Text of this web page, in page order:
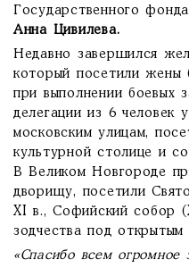
Государственного
Анна Цивилева.
Недавно завершился
который посетили жены
при выполнении боевых
делегации из 6 человек
московским улицам,
культурной столице и
В Великом Новгороде
дворищу, посетили
XI в., Софийский собор
зодчества под открытым
«Спасибо всем огромное